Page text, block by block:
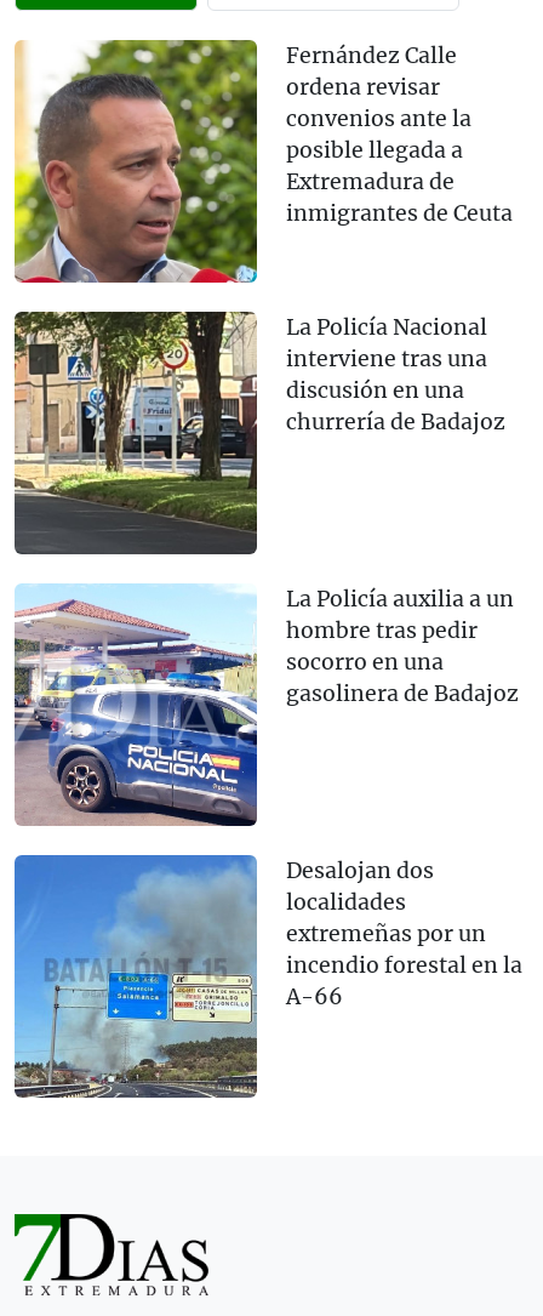
Fernández Calle
ordena revisar
convenios ante la
posible llegada a
Extremadura de
inmigrantes de Ceuta
La Policía Nacional
interviene tras una
discusión en una
churrería de Badajoz
La Policía auxilia a un
hombre tras pedir
socorro en una
gasolinera de Badajoz
Desalojan dos
localidades
extremeñas por un
incendio forestal en la
A-66